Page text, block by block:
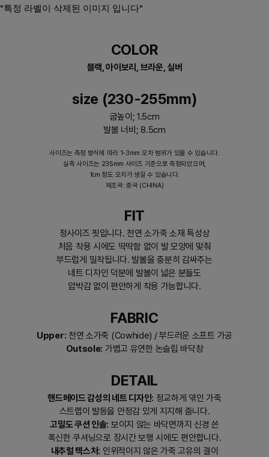
*특정 라벨이 삭제된 이미지 입니다*​
COLOR
블랙, 아이보리, 브라운, 실버
size (230-255mm)
굽높이; 1.5cm
발볼 너비; 8.5cm
사이즈는 측정 방식에 따라 1-3mm 오차 범위가 있을 수 있습니다.
실측 사이즈는 235mm 사이즈 기준으로 측정되었으며,
1cm 정도 오차가 생길 수 있습니다.
제조국: 중국 (CHINA)
FIT
정사이즈 핏입니다. 천연 소가죽 소재 특성상
처음 착용 시에도 딱딱함 없이 발 모양에 맞춰
부드럽게 밀착됩니다. 발볼을 충분히 감싸주는
네트 디자인 덕분에 발볼이 넓은 분들도
압박감 없이 편안하게 착용 가능합니다.
FABRIC
Upper: 천연 소가죽 (Cowhide) / 부드러운 소프트 가공
Outsole: 가볍고 유연한 논슬립 바닥창
DETAIL
핸드메이드 감성의 네트 디자인: 정교하게 엮인 가죽
스트랩이 발등을 안정감 있게 지지해 줍니다.
고밀도 쿠션 인솔: 보이지 않는 바닥면까지 신경 쓴
폭신한 쿠셔닝으로 장시간 보행 시에도 편안합니다.
내추럴 텍스처: 인위적이지 않은 가죽 고유의 결이